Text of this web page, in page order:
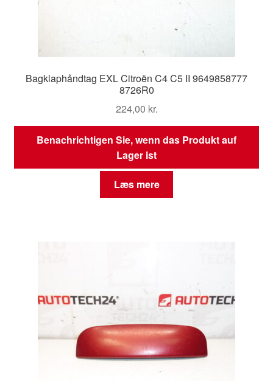
Bagklaphåndtag EXL Citroën C4 C5 II 9649858777
8726R0
224,00 kr.
Benachrichtigen Sie, wenn das Produkt auf
Lager ist
Læs mere